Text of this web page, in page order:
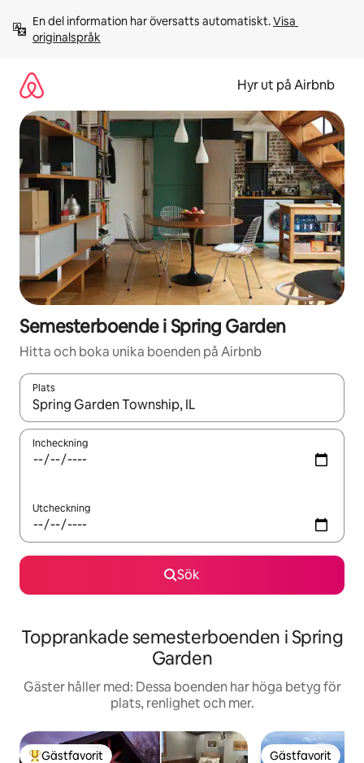
innehåll
En del information har översatts automatiskt. Visa
originalspråk
Hyr ut på Airbnb
Semesterboende i Spring Garden
Hitta och boka unika boenden på Airbnb
Plats
När resultaten är tillgängliga kan du navigera med upp- och
Incheckning
Utcheckning
Sök
Topprankade semesterboenden i Spring
Garden
Gäster håller med: Dessa boenden har höga betyg för
plats, renlighet och mer.
Gästfavorit Gästfavorit